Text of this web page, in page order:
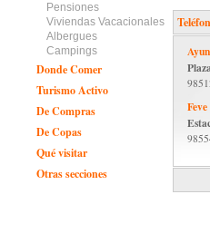
Pensiones
Viviendas Vacacionales
Albergues
Campings
Donde Comer
Turismo Activo
De Compras
De Copas
Qué visitar
Otras secciones
Feve